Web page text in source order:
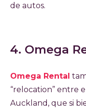
de autos.
4. Omega
Omega Rental
“relocation” entre
Auckland, que si